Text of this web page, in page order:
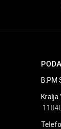
B:PM
Kralja